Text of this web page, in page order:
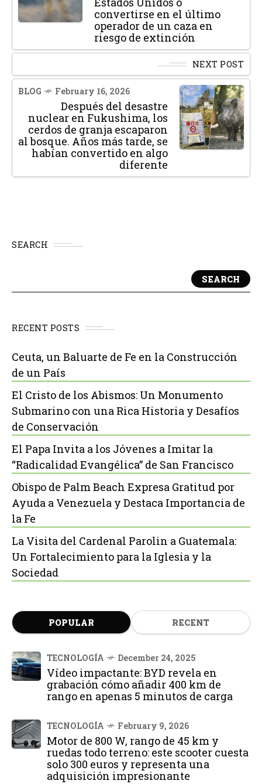
convertirse en el último
operador de un caza en
riesgo de extinción
NEXT POST
BLOG February 16, 2026
Después del desastre
nuclear en Fukushima, los
cerdos de granja escaparon
al bosque. Años más tarde, se
habían convertido en algo
diferente
SEARCH
SEARCH
RECENT POSTS
Ceuta, un Baluarte de Fe en la Construcción
de un País
El Cristo de los Abismos: Un Monumento
Submarino con una Rica Historia y Desafíos
de Conservación
El Papa Invita a los Jóvenes a Imitar la
“Radicalidad Evangélica” de San Francisco
Obispo de Palm Beach Expresa Gratitud por
Ayuda a Venezuela y Destaca Importancia de
la Fe
La Visita del Cardenal Parolin a Guatemala:
Un Fortalecimiento para la Iglesia y la
Sociedad
POPULAR RECENT
TECNOLOGÍA December 24, 2025
Vídeo impactante: BYD revela en
grabación cómo añadir 400 km de
rango en apenas 5 minutos de carga
TECNOLOGÍA February 9, 2026
Motor de 800 W, rango de 45 km y
ruedas todo terreno: este scooter cuesta
solo 300 euros y representa una
adquisición impresionante